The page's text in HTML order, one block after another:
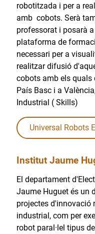
robotitzada i per a
amb cobots. Serà
professorat i posarà
plataforma de
necessari per a
realitzar difusió
cobots amb els quals
País Basc i a
Industrial ( Skills)
Universal Robots
Institut Jaume
El departament
Jaume Huguet és un
projectes d'innovació
industrial, com per
robot paral·lel tipus